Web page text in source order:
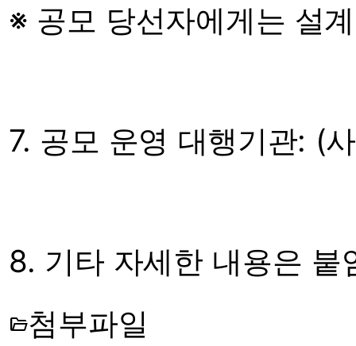
※ 공모 당선자에게는 설
7. 공모 운영 대행기관: (
8. 기타 자세한 내용은 붙
folder_open첨부파일